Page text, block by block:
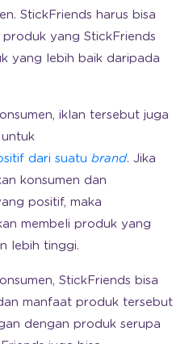
StickFriends harus bisa
produk yang StickFriends
yang lebih baik daripada
iklan tersebut juga
dari suatu brand. Jika
konsumen dan
positif, maka
membeli produk yang
lebih tinggi.
StickFriends bisa
manfaat produk tersebut
dengan produk serupa